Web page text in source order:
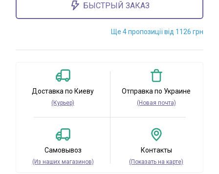
БЫСТРЫЙ ЗАКАЗ
Ще 4 пропозиції від 1126 грн
Доставка по Киеву
(Курьер)
Отправка по Украине
(Новая почта)
Самовывоз
(Из наших магазинов)
Контакты
(Показать на карте)